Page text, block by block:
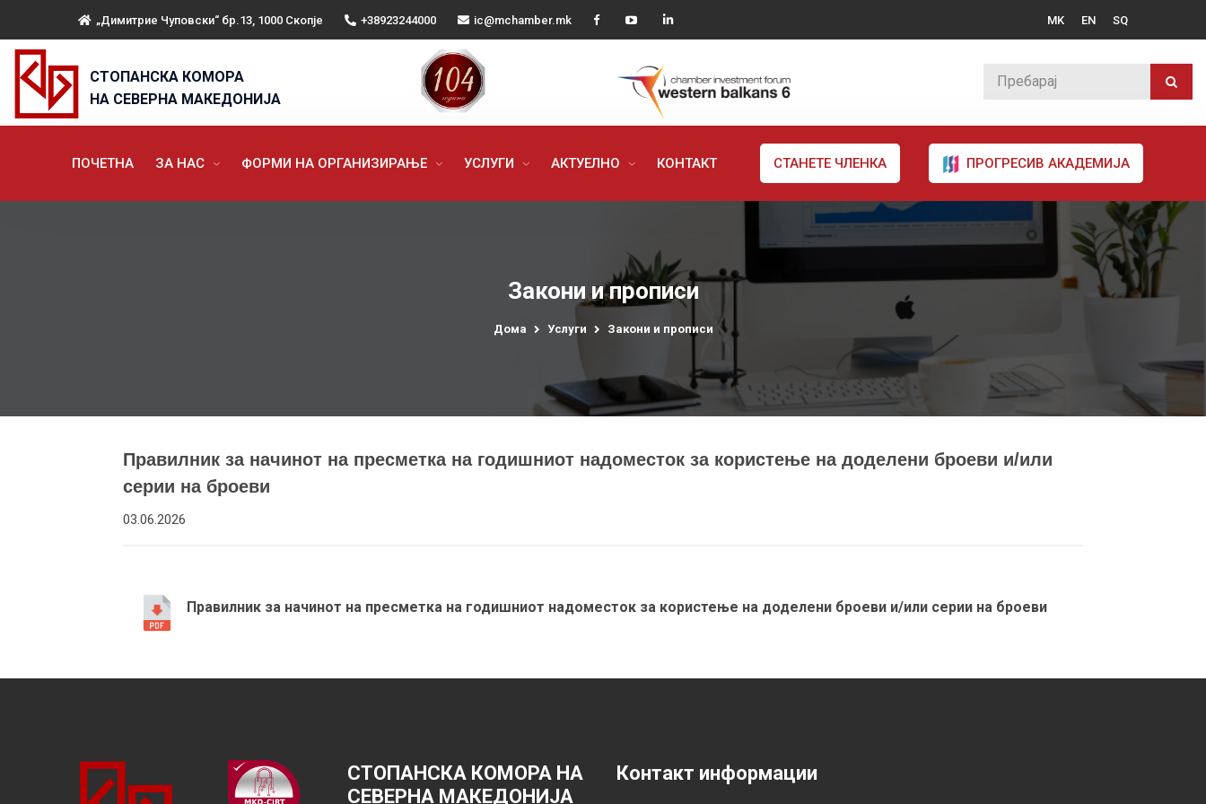
„Димитрие Чуповски“ бр.13, 1000 Скопје +38923244000 ic@mchamber.mk MK EN SQ
СТОПАНСКА КОМОРА
НА СЕВЕРНА МАКЕДОНИЈА
ПОЧЕТНА ЗА НАС ФОРМИ НА ОРГАНИЗИРАЊЕ УСЛУГИ АКТУЕЛНО КОНТАКТ СТАНЕТЕ ЧЛЕНКА ПРОГРЕСИВ АКАДЕМИЈА
Закони и прописи
Дома Услуги Закони и прописи
Правилник за начинот на пресметка на годишниот надоместок за користење на доделени броеви и/или
серии на броеви
03.06.2026
Правилник за начинот на пресметка на годишниот надоместок за користење на доделени броеви и/или серии на броеви
СТОПАНСКА КОМОРА НА
СЕВЕРНА МАКЕДОНИЈА
Контакт информации